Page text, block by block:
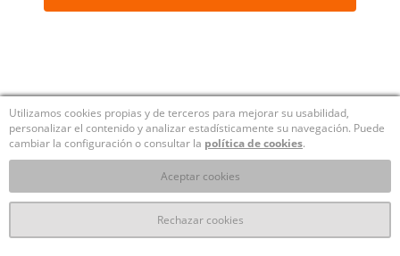
Utilizamos cookies propias y de terceros para mejorar su usabilidad,
personalizar el contenido y analizar estadísticamente su navegación. Puede
cambiar la configuración o consultar la política de cookies.
Aceptar cookies
Rechazar cookies